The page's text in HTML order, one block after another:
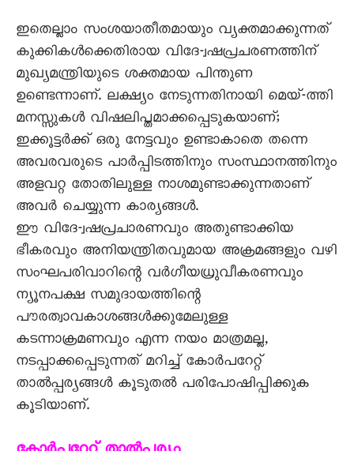
ഇതെല്ലാം സംശയാതീതമായും വ്യക്തമാക്കുന്നത്
കുക്കികൾക്കെതിരായ വിദേ-്വഷപ്രചരണത്തിന്
മുഖ്യമന്ത്രിയുടെ ശക്തമായ പിന്തുണ
ഉണ്ടെന്നാണ്. ലക്ഷ്യം നേടുന്നതിനായി മെയ്-ത്തി
മനസ്സുകൾ വിഷലിപ്തമാക്കപ്പെടുകയാണ്;
ഇക്കൂട്ടർക്ക് ഒരു നേട്ടവും ഉണ്ടാകാതെ തന്നെ
അവരവരുടെ പാർപ്പിടത്തിനും സംസ്ഥാനത്തിനും
അളവറ്റ തോതിലുള്ള നാശമുണ്ടാക്കുന്നതാണ്
അവർ ചെയ്യുന്ന കാര്യങ്ങൾ.
ഈ വിദേ-്വഷപ്രചാരണവും അതുണ്ടാക്കിയ
ഭീകരവും അനിയന്ത്രിതവുമായ അക്രമങ്ങളും വഴി
സംഘപരിവാറിന്റെ വർഗീയധ്രുവീകരണവും
ന്യൂനപക്ഷ സമുദായത്തിന്റെ
പൗരത്വാവകാശങ്ങൾക്കുമേലുള്ള
കടന്നാക്രമണവും എന്ന നയം മാത്രമല്ല,
നടപ്പാക്കപ്പെടുന്നത് മറിച്ച് കോർപറേറ്റ്
താൽപ്പര്യങ്ങൾ കൂടുതൽ പരിപോഷിപ്പിക്കുക
കൂടിയാണ്.